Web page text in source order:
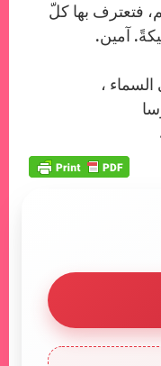
فتعترف بها كلّ
آمين.
السماء ،